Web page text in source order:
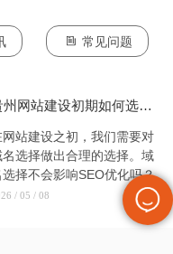
常见问题
贵州网站建设初期如何选择域名
网站建设之初，我们需要对
名选择做出合理的选择。域
选择不会影响SEO优化吗？
不是..的。重要的是要知道
户搜索网站页面并不是完全
过关键词进入的。一个值得
/ 05 / 08